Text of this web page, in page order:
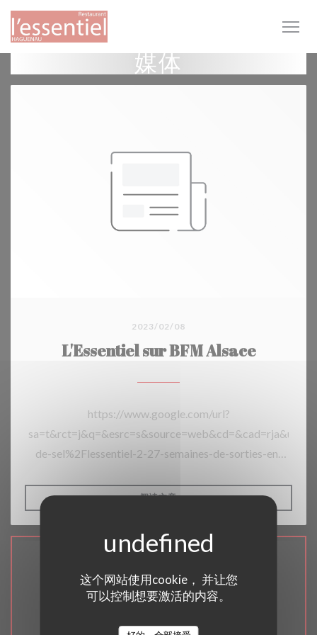
Cookie管理面板
这个网站使用cookie， 并让您
可以控制想要激活的内容。
媒体
2023/02/08
L'Essentiel sur BFM Alsace
https://www.google.com/url?
de-sel%2Flessentiel-2-27-semaines-de-sorties-en-
light%2F&usg=AOvVaw0OhwLiHiGSW78KPgW_mrnn
阅读文章((在新窗口中打开))
地图和联系方式